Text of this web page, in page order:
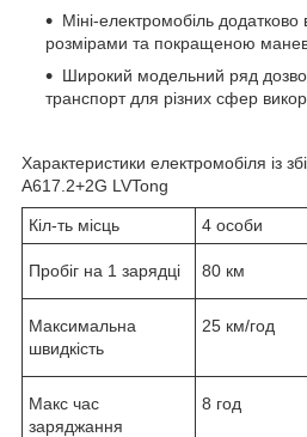
Міні-електромобіль
розмірами та покращеною
Широкий модельний ряд
транспорт для різних сфер
Характеристики електромобіля із
A617.2+2G LVTong
Кіл-ть місць 4 особи
Пробіг на 1 зарядці 80 км
Максимальна
швидкість
25 км/год
Макс час
заряджання
8 год